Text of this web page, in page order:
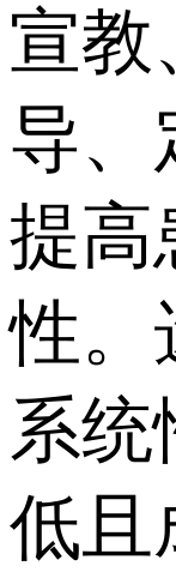
宣教
导、
提高
性。
系统
低且